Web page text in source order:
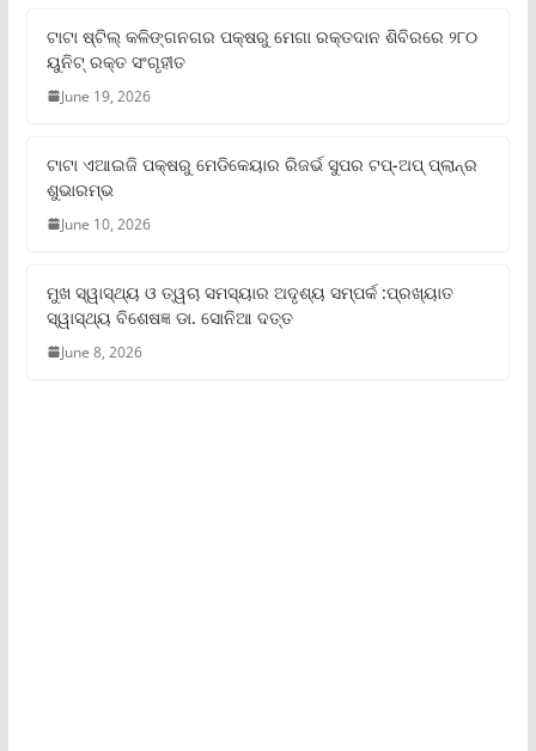
ଟାଟା ଷ୍ଟିଲ୍‌ କଳିଙ୍ଗନଗର ପକ୍ଷରୁ ମେଗା ରକ୍ତଦାନ ଶିବିରରେ ୨୮୦
ୟୁନିଟ୍‌ ରକ୍ତ ସଂଗୃହୀତ
June 19, 2026
ଟାଟା ଏଆଇଜି ପକ୍ଷରୁ ମେଡିକେୟାର ରିଜର୍ଭ ସୁପର ଟପ୍‌-ଅପ୍ ପ୍ଲାନ୍‌ର
ଶୁଭାରମ୍ଭ
June 10, 2026
ମୁଖ ସ୍ୱାସ୍ଥ୍ୟ ଓ ତ୍ୱଚା ସମସ୍ୟାର ଅଦୃଶ୍ୟ ସମ୍ପର୍କ :ପ୍ରଖ୍ୟାତ
ସ୍ୱାସ୍ଥ୍ୟ ବିଶେଷଜ୍ଞ ଡା. ସୋନିଆ ଦତ୍ତ
June 8, 2026